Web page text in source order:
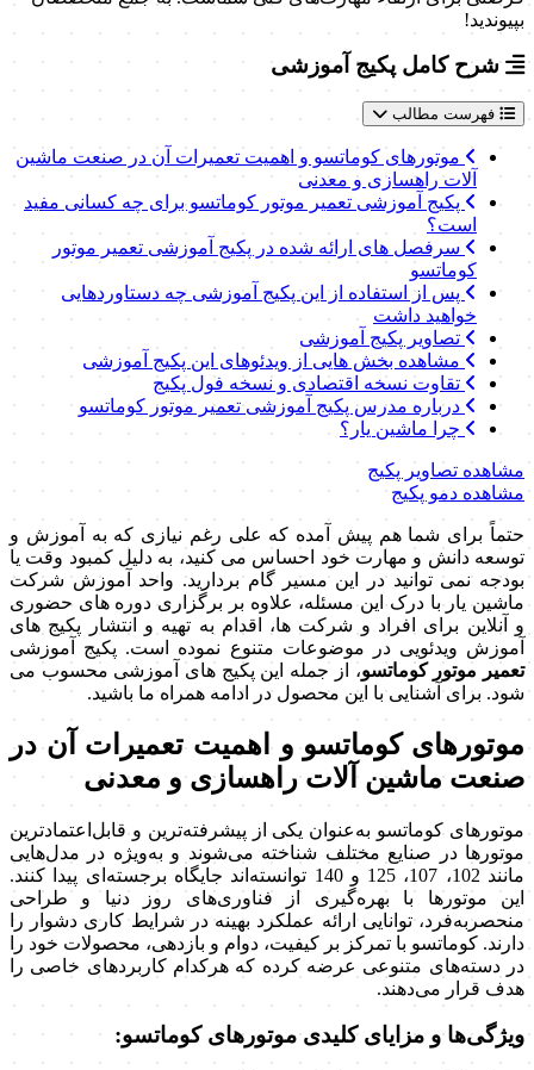
بپیوندید!
شرح کامل پکیج آموزشی
فهرست مطالب
موتورهای کوماتسو و اهمیت تعمیرات آن در صنعت ماشین
آلات راهسازی و معدنی
پکیج آموزشی تعمیر موتور کوماتسو برای چه کسانی مفید
است؟
سرفصل های ارائه شده در پکیج آموزشی تعمیر موتور
کوماتسو
پس از استفاده از این پکیج آموزشی چه دستاوردهایی
خواهید داشت
تصاویر پکیج آموزشی
مشاهده بخش هایی از ویدئوهای این پکیج آموزشی
تقاوت نسخه اقتصادی و نسخه فول پکیج
درباره مدرس پکیج آموزشی تعمیر موتور کوماتسو
چرا ماشین یار؟
مشاهده تصاویر پکیج
مشاهده دمو پکیج
حتماً برای شما هم پیش آمده که علی رغم نیازی که به آموزش و
توسعه دانش و مهارت خود احساس می کنید، به دلیل کمبود وقت یا
بودجه نمی توانید در این مسیر گام بردارید. واحد آموزش شرکت
ماشین یار با درک این مسئله، علاوه بر برگزاری دوره های حضوری
و آنلاین برای افراد و شرکت ها، اقدام به تهیه و انتشار پکیج های
آموزش ویدئویی در موضوعات متنوع نموده است. پکیج آموزشی
تعمیر موتور کوماتسو، از جمله این پکیج های آموزشی محسوب می
شود. برای آشنایی با این محصول در ادامه همراه ما باشید.
موتورهای کوماتسو و اهمیت تعمیرات آن در
صنعت ماشین آلات راهسازی و معدنی
موتورهای کوماتسو به‌عنوان یکی از پیشرفته‌ترین و قابل‌اعتمادترین
موتورها در صنایع مختلف شناخته می‌شوند و به‌ویژه در مدل‌هایی
مانند 102، 107، 125 و 140 توانسته‌اند جایگاه برجسته‌ای پیدا کنند.
این موتورها با بهره‌گیری از فناوری‌های روز دنیا و طراحی
منحصربه‌فرد، توانایی ارائه عملکرد بهینه در شرایط کاری دشوار را
دارند. کوماتسو با تمرکز بر کیفیت، دوام و بازدهی، محصولات خود را
در دسته‌های متنوعی عرضه کرده که هرکدام کاربردهای خاصی را
هدف قرار می‌دهند.
ویژگی‌ها و مزایای کلیدی موتورهای کوماتسو: